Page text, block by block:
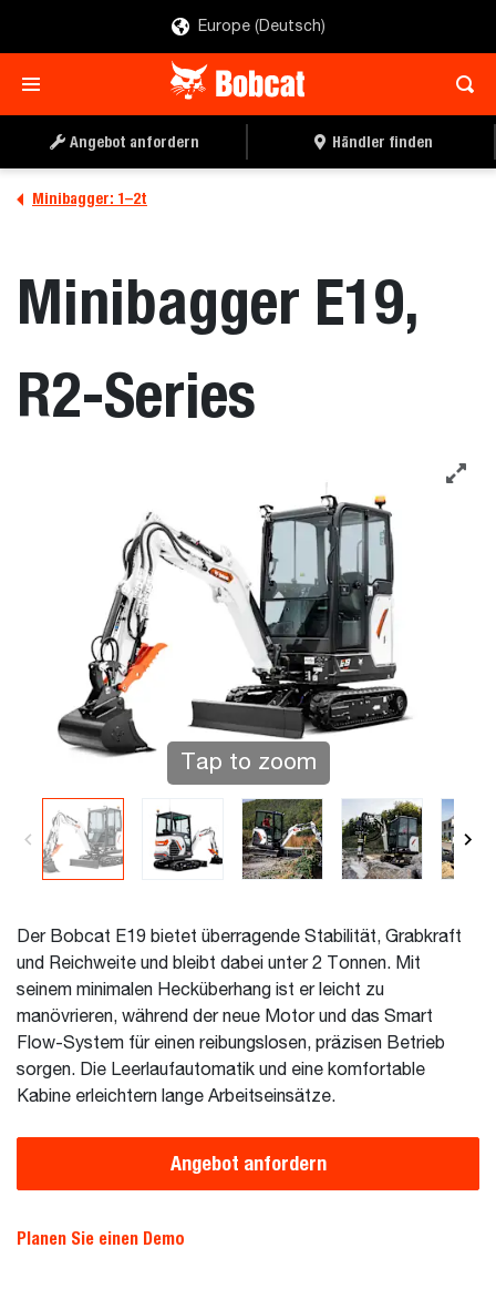
Europe (Deutsch)
Angebot anfordern Händler finden
Minibagger: 1–2t
Minibagger E19,
R2-Series
Tap to zoom
Der Bobcat E19 bietet überragende Stabilität, Grabkraft
und Reichweite und bleibt dabei unter 2 Tonnen. Mit
seinem minimalen Hecküberhang ist er leicht zu
manövrieren, während der neue Motor und das Smart
Flow-System für einen reibungslosen, präzisen Betrieb
sorgen. Die Leerlaufautomatik und eine komfortable
Kabine erleichtern lange Arbeitseinsätze.
Angebot anfordern
Planen Sie einen Demo